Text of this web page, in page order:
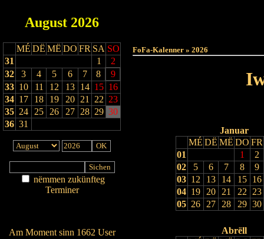
August 2026
MÉ DË MË DO FR SA SO
31
1
2
32
3 4 5 6 7 8
9
33 10 11 12 13 14 15 16
34 17 18 19 20 21 22 23
35 24 25 26 27 28 29 30
36 31
nëmmen zukünfteg
Terminer
Am Moment sinn 1662 User
FoFa-Kalenner » 2026
Januar
MÉ DË MË DO FR
01
1
2
02
5 6 7 8
9
03 12 13 14 15
16
04 19 20 21 22
23
05 26 27 28 29 30
Abrëll